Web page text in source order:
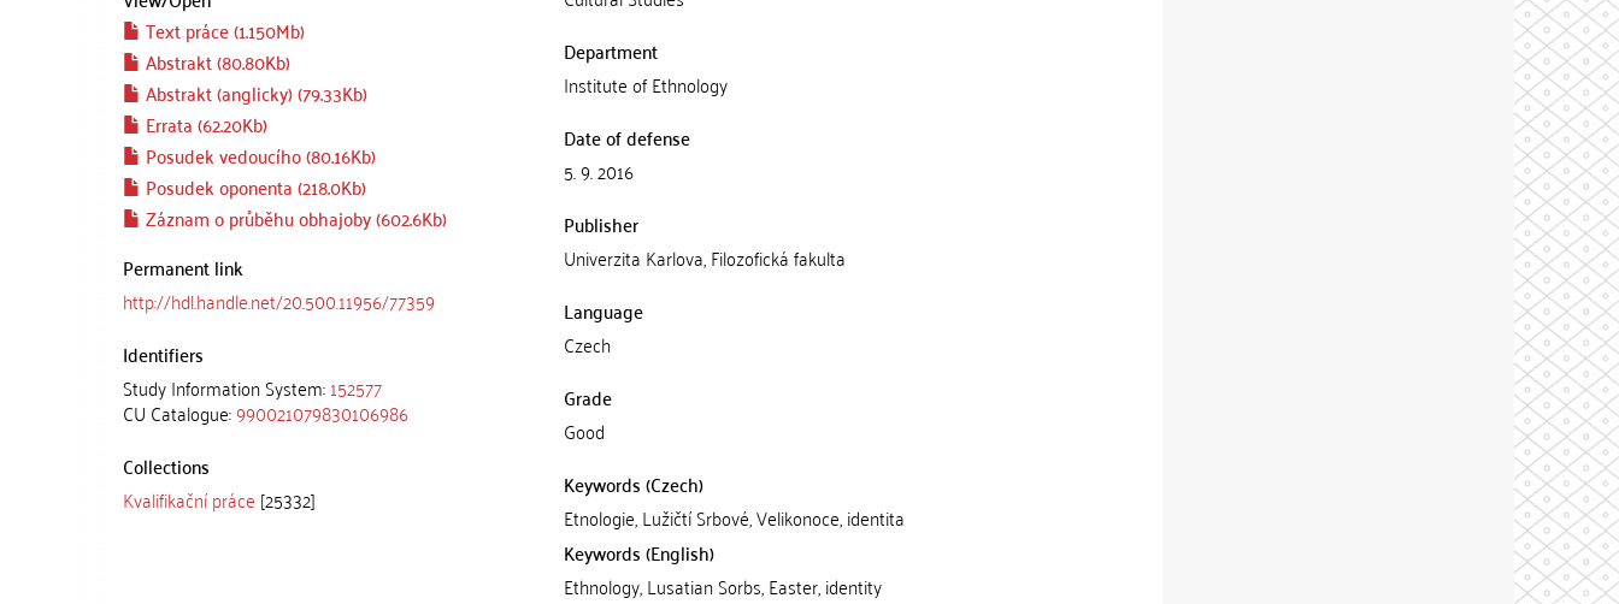
Text práce (1.150Mb)
Abstrakt (80.80Kb)
Abstrakt (anglicky) (79.33Kb)
Errata (62.20Kb)
Posudek vedoucího (80.16Kb)
Posudek oponenta (218.0Kb)
Záznam o průběhu obhajoby (602.6Kb)
Permanent link
http://hdl.handle.net/20.500.11956/77359
Identifiers
Study Information System:152577
CU Catalogue:990021079830106986
Collections
Kvalifikační práce [25332]
Department
Institute of Ethnology
Date of defense
5. 9. 2016
Publisher
Univerzita Karlova, Filozofická fakulta
Language
Czech
Grade
Good
Keywords (Czech)
Etnologie, Lužičtí Srbové, Velikonoce, identita
Keywords (English)
Ethnology, Lusatian Sorbs, Easter, identity